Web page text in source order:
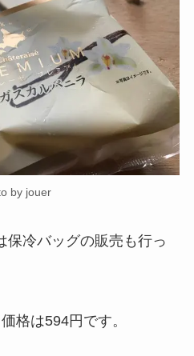
by jouer
保冷バッグの販売も行っ
格は594円です。